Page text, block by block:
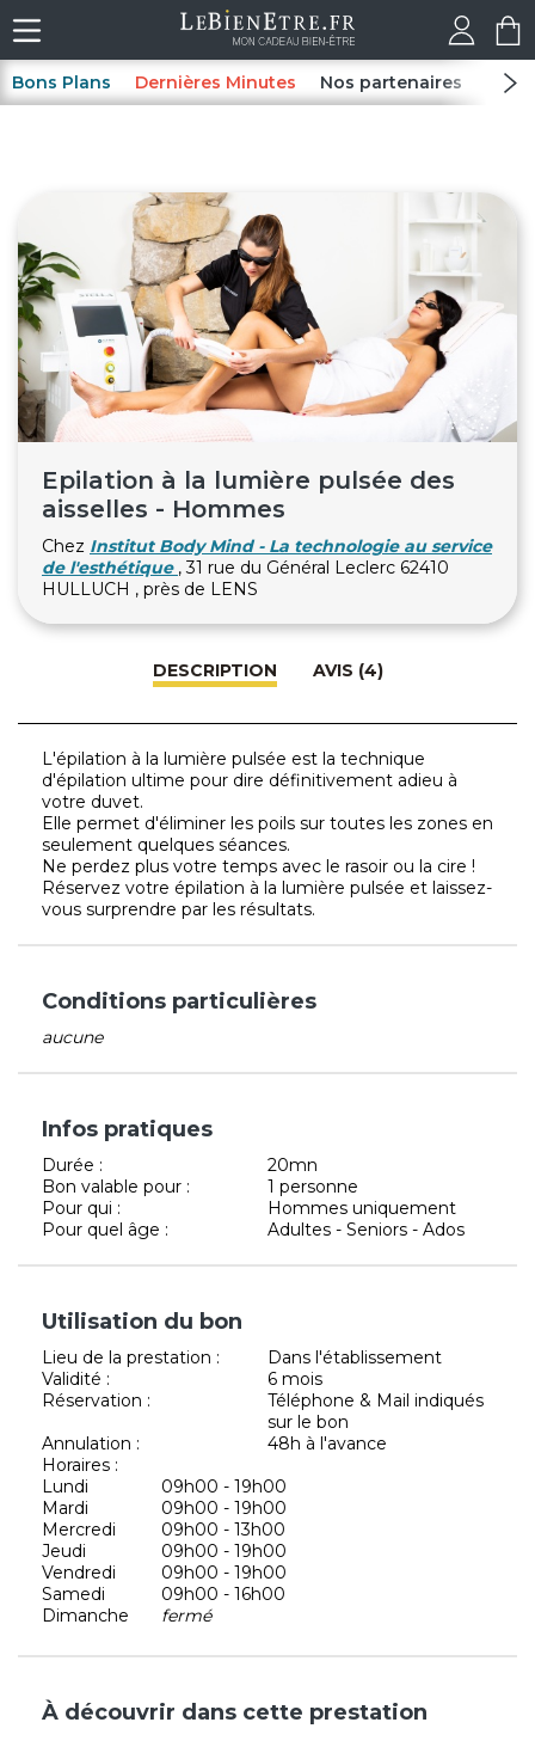
Bons Plans Dernières Minutes Nos partenaires Spas
Epilation à la lumière pulsée des
aisselles - Hommes
Chez Institut Body Mind - La technologie au service
de l'esthétique , 31 rue du Général Leclerc 62410
HULLUCH , près de LENS
DESCRIPTION AVIS (4)
L'épilation à la lumière pulsée est la technique
d'épilation ultime pour dire définitivement adieu à
votre duvet.
Elle permet d'éliminer les poils sur toutes les zones en
seulement quelques séances.
Ne perdez plus votre temps avec le rasoir ou la cire !
Réservez votre épilation à la lumière pulsée et laissez-
vous surprendre par les résultats.
Conditions particulières
aucune
Infos pratiques
Durée :
20mn
Bon valable pour :
1 personne
Pour qui :
Hommes uniquement
Pour quel âge :
Adultes - Seniors - Ados
Utilisation du bon
Lieu de la prestation :
Dans l'établissement
Validité :
6 mois
Réservation :
Téléphone & Mail indiqués
sur le bon
Annulation :
48h à l'avance
Horaires :
Lundi
09h00 - 19h00
Mardi
09h00 - 19h00
Mercredi
09h00 - 13h00
Jeudi
09h00 - 19h00
Vendredi
09h00 - 19h00
Samedi
09h00 - 16h00
Dimanche
fermé
À découvrir dans cette prestation